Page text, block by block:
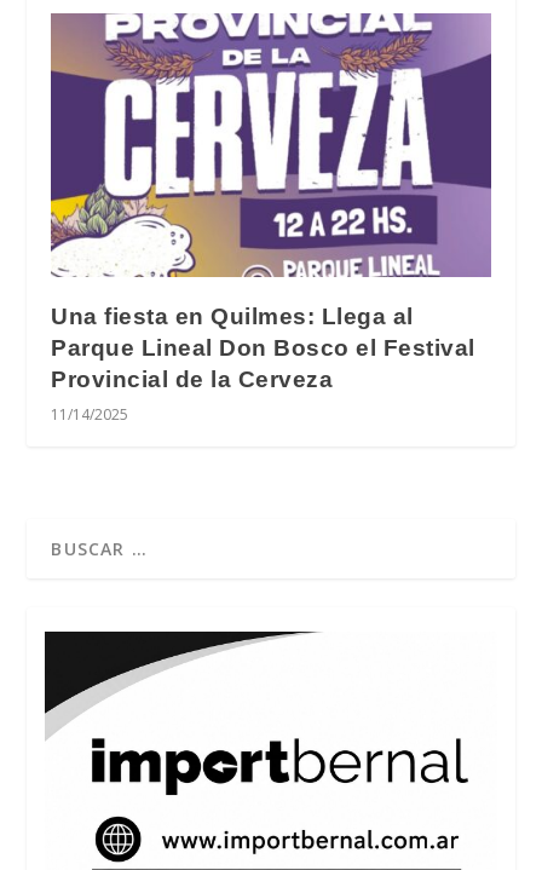
Una fiesta en Quilmes: Llega al
Parque Lineal Don Bosco el Festival
Provincial de la Cerveza
11/14/2025